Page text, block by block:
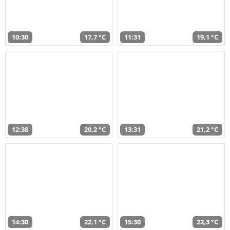
10:30 17,7 °C 11:31 19,1 °C
12:38 20,2 °C 13:31 21,2 °C
14:30 22,1 °C 15:30 22,3 °C